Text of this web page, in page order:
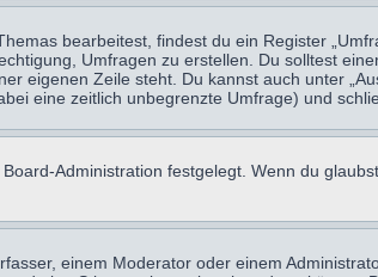
bearbeitest, findest du ein Register
Umfragen zu erstellen. Du solltest
eigenen Zeile steht. Du kannst auch unter
eine zeitlich unbegrenzte Umfrage) und
Administration festgelegt. Wenn du
einem Moderator oder einem